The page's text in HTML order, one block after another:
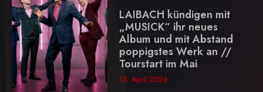
LAIBACH kündigen mit
„MUSICK“ ihr neues
Album und mit Abstand
poppigstes Werk an //
Tourstart im Mai
15. April 2026